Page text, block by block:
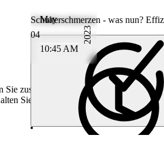
zusammen mit
Sie die Credit-
04
May
10:45 AM
2023
Schulterschmerzen - was nun?